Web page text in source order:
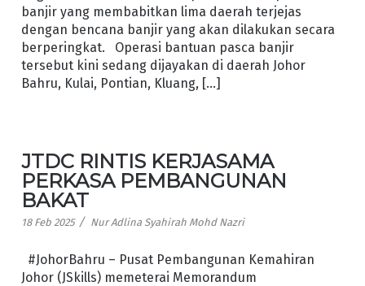
banjir yang membabitkan lima daerah terjejas
dengan bencana banjir yang akan dilakukan secara
berperingkat. Operasi bantuan pasca banjir
tersebut kini sedang dijayakan di daerah Johor
Bahru, Kulai, Pontian, Kluang, […]
JTDC RINTIS KERJASAMA
PERKASA PEMBANGUNAN
BAKAT
18 Feb 2025 / Nur Adlina Syahirah Mohd Nazri
#JohorBahru – Pusat Pembangunan Kemahiran
Johor (JSkills) memeterai Memorandum